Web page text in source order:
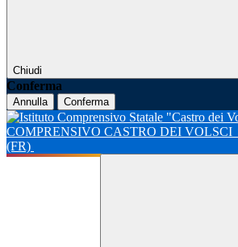
Chiudi
Conferma
Annulla Conferma
COMPRENSIVO CASTRO DEI VOLSCI
(FR)